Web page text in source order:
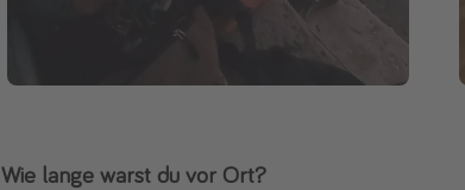
Wie lange warst du vor Ort?